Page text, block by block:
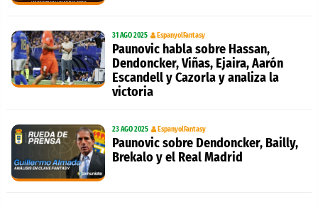
31 AGO 2025 EspanyolFantasy
Paunovic habla sobre Hassan,
Dendoncker, Viñas, Ejaira, Aarón
Escandell y Cazorla y analiza la
victoria
23 AGO 2025 EspanyolFantasy
Paunovic sobre Dendoncker, Bailly,
Brekalo y el Real Madrid